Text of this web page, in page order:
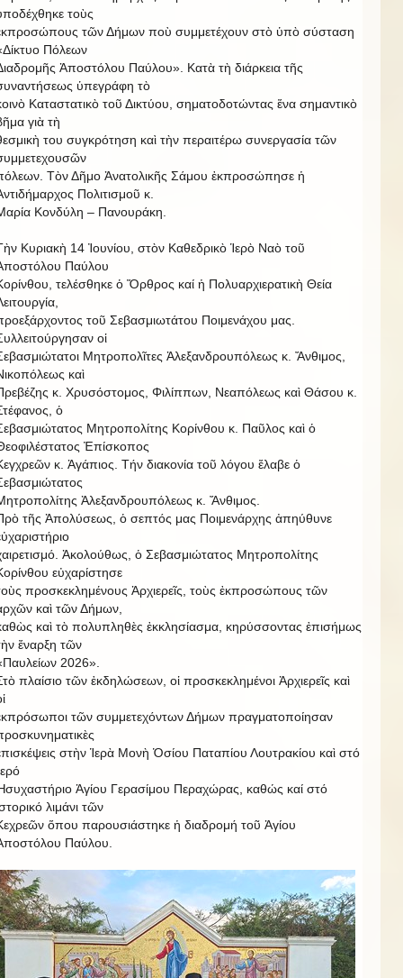
τοὺς
τῶν Δήμων ποὺ συμμετέχουν στὸ ὑπὸ σύσταση
Πόλεων
Ἀποστόλου Παύλου». Κατὰ τὴ διάρκεια τῆς
ὑπεγράφη τὸ
Καταστατικὸ τοῦ Δικτύου, σηματοδοτώντας ἕνα σημαντικὸ
γιὰ τὴ
του συγκρότηση καὶ τὴν περαιτέρω συνεργασία τῶν
Τὸν Δῆμο Ἀνατολικῆς Σάμου ἐκπροσώπησε ἡ
Πολιτισμοῦ κ.
Κονδύλη – Πανουράκη.
Κυριακὴ 14 Ἰουνίου, στὸν Καθεδρικὸ Ἱερὸ Ναὸ τοῦ
Παύλου
τελέσθηκε ὁ Ὅρθρος καί ἡ Πολυαρχιερατικὴ Θεία
τοῦ Σεβασμιωτάτου Ποιμενάχου μας.
οἱ
Μητροπολῖτες Ἀλεξανδρουπόλεως κ. Ἄνθιμος,
καὶ
κ. Χρυσόστομος, Φιλίππων, Νεαπόλεως καὶ Θάσου κ.
ὁ
Μητροπολίτης Κορίνθου κ. Παῦλος καὶ ὁ
Ἐπίσκοπος
κ. Ἀγάπιος. Τήν διακονία τοῦ λόγου ἔλαβε ὁ
Ἀλεξανδρουπόλεως κ. Ἄνθιμος.
τῆς Ἀπολύσεως, ὁ σεπτός μας Ποιμενάρχης ἀπηύθυνε
Ἀκολούθως, ὁ Σεβασμιώτατος Μητροπολίτης
εὐχαρίστησε
προσκεκλημένους Ἀρχιερεῖς, τοὺς ἐκπροσώπους τῶν
καὶ τῶν Δήμων,
καὶ τὸ πολυπληθὲς ἐκκλησίασμα, κηρύσσοντας ἐπισήμως
ἔναρξη τῶν
2026».
πλαίσιο τῶν ἐκδηλώσεων, οἱ προσκεκλημένοι Ἀρχιερεῖς καὶ
τῶν συμμετεχόντων Δήμων πραγματοποίησαν
στὴν Ἱερὰ Μονὴ Ὁσίου Παταπίου Λουτρακίου καὶ στό
Ἁγίου Γερασίμου Περαχώρας, καθώς καί στό
λιμάνι τῶν
ὅπου παρουσιάστηκε ἡ διαδρομή τοῦ Ἁγίου
Παύλου.